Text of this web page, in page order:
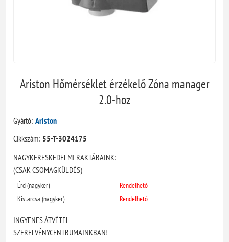
Ariston Hőmérséklet érzékelő Zóna manager
2.0-hoz
Gyártó: Ariston
Cikkszám: 55-T-3024175
NAGYKERESKEDELMI RAKTÁRAINK:
(CSAK CSOMAGKÜLDÉS)
Érd (nagyker)
Rendelhető
Kistarcsa (nagyker)
Rendelhető
INGYENES ÁTVÉTEL
SZERELVÉNYCENTRUMAINKBAN!